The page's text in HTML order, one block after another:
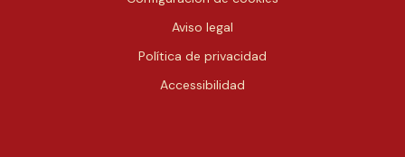
Aviso legal
Política de privacidad
Accessibilidad